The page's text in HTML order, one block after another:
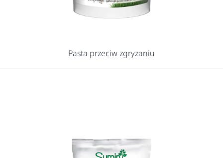
Pasta przeciw zgryzaniu